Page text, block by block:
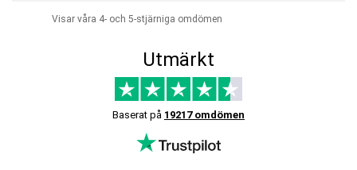
Visar våra 4- och 5-stjärniga omdömen
Utmärkt
Baserat på 19217 omdömen